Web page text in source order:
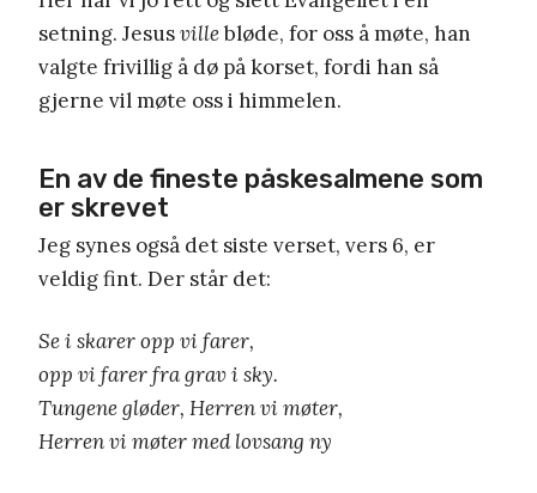
setning. Jesusvillebløde, for oss å møte, han
valgte frivillig å dø på korset, fordi han så
gjerne vil møte oss i himmelen.
En av de fineste påskesalmene som
er skrevet
Jeg synes også det siste verset, vers 6, er
veldig fint. Der står det:
Se i skarer opp vi farer,
opp vi farer fra grav i sky.
Tungene gløder, Herren vi møter,
Herren vi møter med lovsang ny